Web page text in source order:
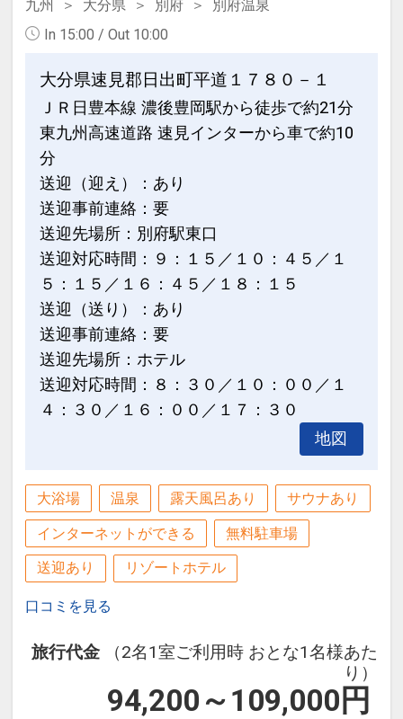
アニバーサリーポイント
●記念日のお客様にフォトサービス（１
部屋ごと・滞在中１回）
※ご予約時に「お問合せ・ご要望メモ」
欄、またはご予約後「マイページ」に、
記念日の内容（誕生日・結婚記念日等）
をご記入ください。
※旅行代金に含まれます。
お宿のおもてなし
●チェックイン後、１７：１５まで展望
レストランにて、パティシエ手作りの焼
き菓子・カフェの無料サービスがござい
※旅行代金に含まれます。
駐車場について
●駐車場は１泊無料でご利用いただけま
す。
30日
17452418
九州 大分県 別府
別府温泉
In 15:00 / Out 10:00
大分県速見郡日出町平道１７８０－１
ＪＲ日豊本線 濃後豊岡駅から徒歩で約21分
東九州高速道路 速見インターから車で約10
分
送迎（迎え）：あり
送迎事前連絡：要
送迎先場所：別府駅東口
送迎対応時間：９：１５／１０：４５／１
５：１５／１６：４５／１８：１５
送迎（送り）：あり
送迎事前連絡：要
送迎先場所：ホテル
送迎対応時間：８：３０／１０：００／１
４：３０／１６：００／１７：３０
地図
大浴場 温泉 露天風呂あり サウナあり
インターネットができる 無料駐車場
送迎あり リゾートホテル
口コミを見る
旅行代金
（2名1室ご利用時 おとな1名様あた
り）
94,200～109,000 円